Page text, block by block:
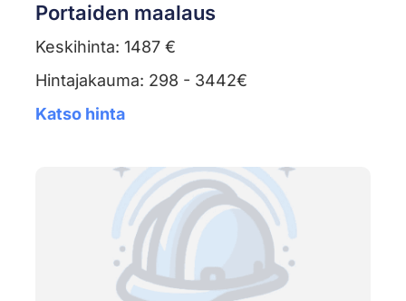
Portaiden maalaus
Keskihinta: 1487 €
Hintajakauma: 298 - 3442€
Katso hinta